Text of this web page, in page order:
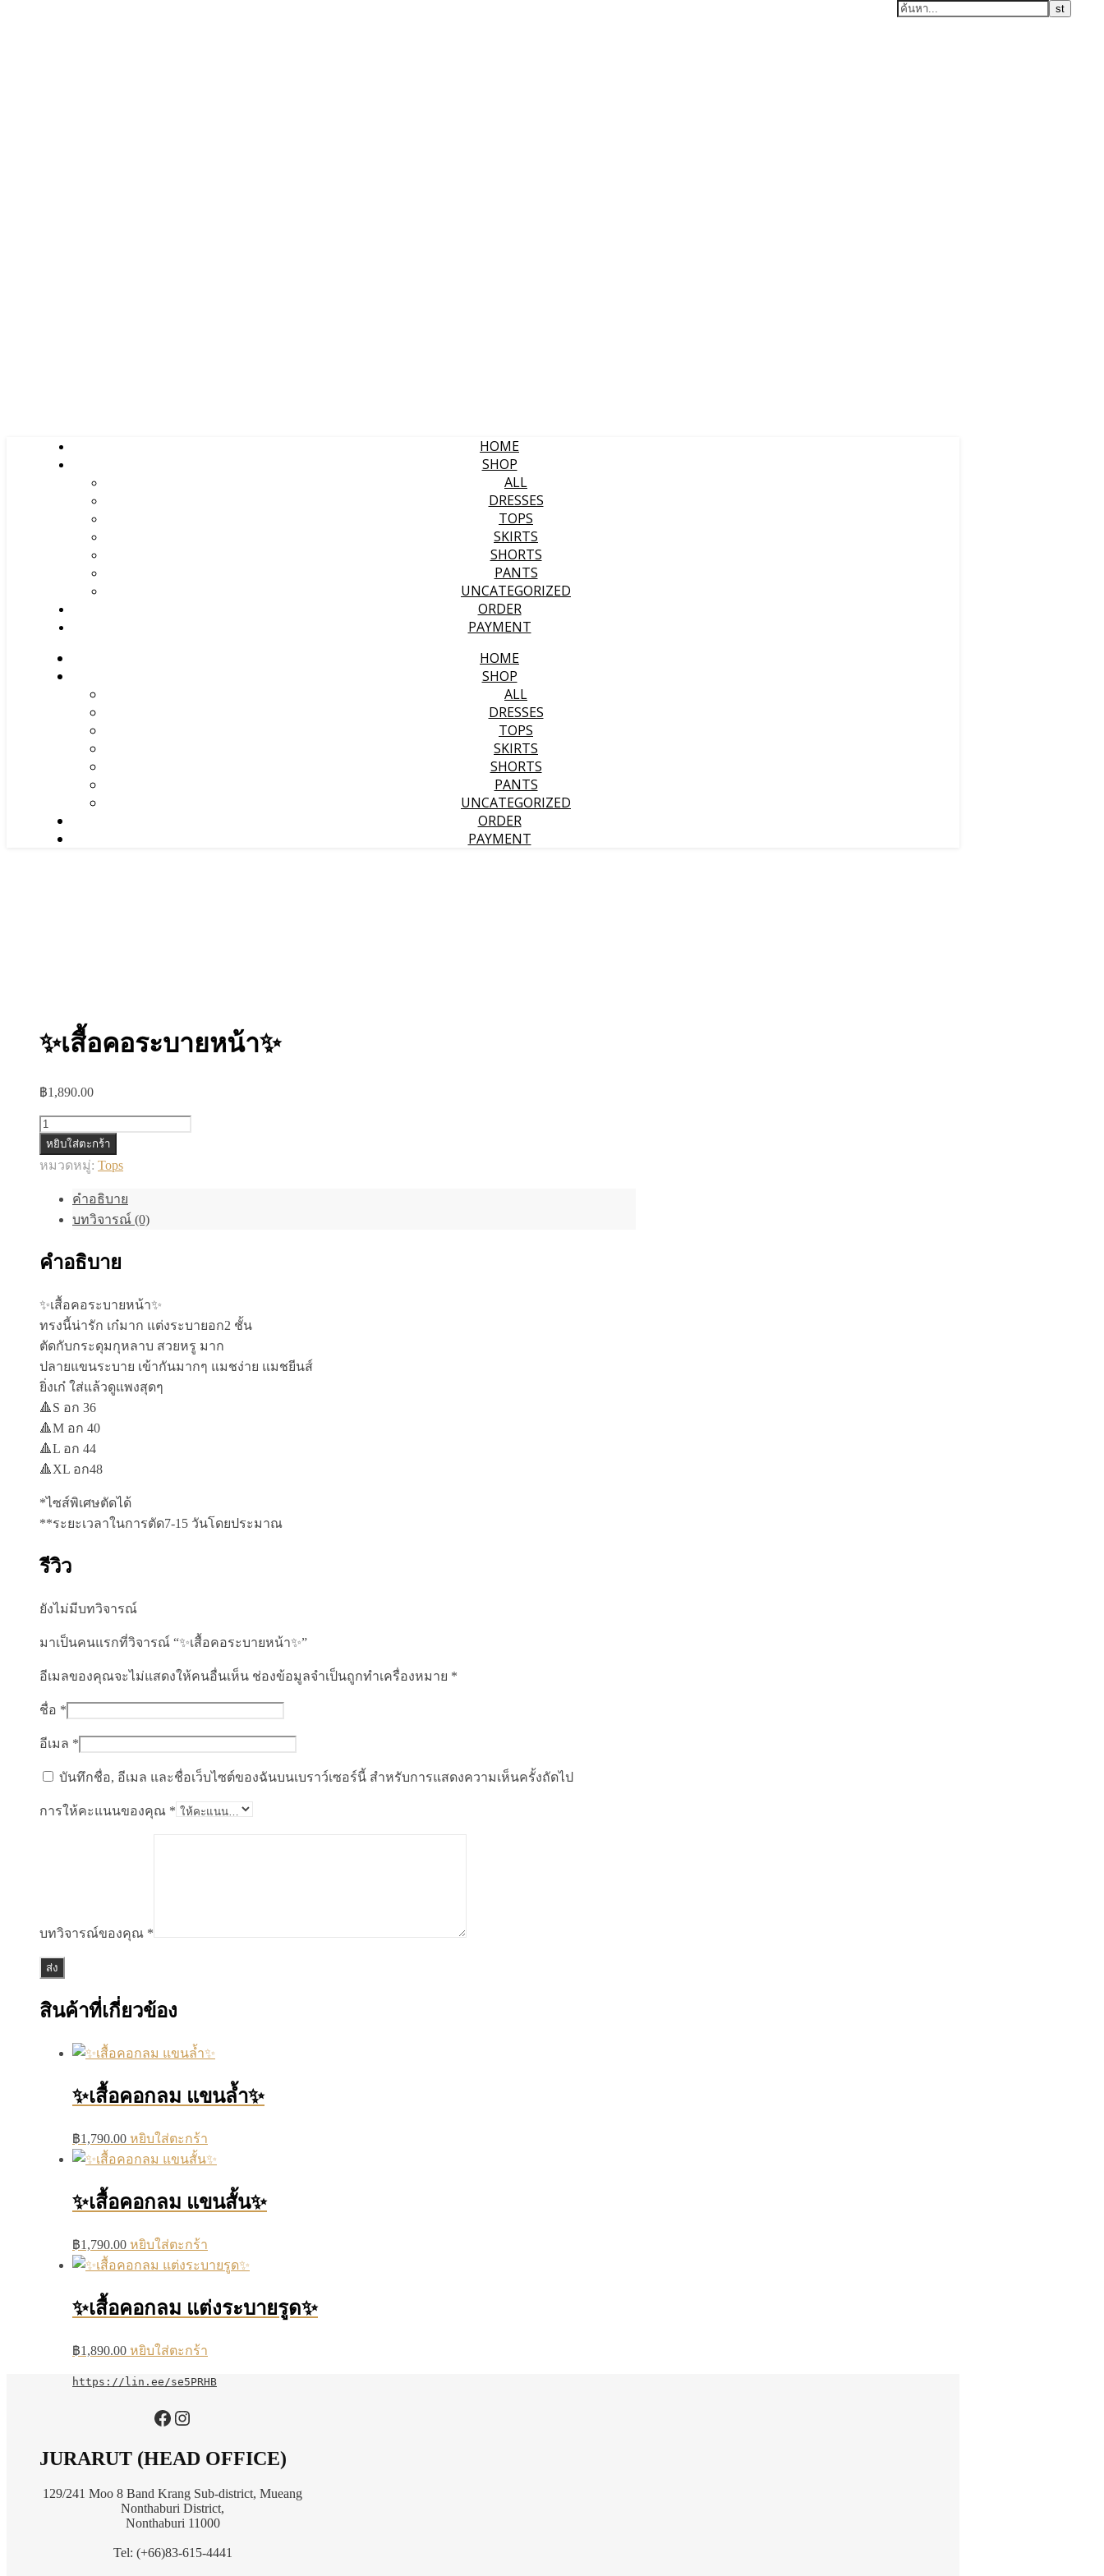
HOME
SHOP
ALL
DRESSES
TOPS
SKIRTS
SHORTS
PANTS
UNCATEGORIZED
ORDER
PAYMENT
HOME
SHOP
ALL
DRESSES
TOPS
SKIRTS
SHORTS
PANTS
UNCATEGORIZED
ORDER
PAYMENT
✨เสื้อคอระบายหน้า✨
฿1,890.00
จำนวน
✨เสื้อ
คอ
หน้า✨
หยิบใส่ตะกร้า
หมวดหมู่: Tops
คำอธิบาย
บทวิจารณ์ (0)
คำอธิบาย
✨เสื้อคอระบายหน้า✨
ทรงนี้น่ารัก เก๋มาก แต่งระบายอก2 ชั้น
ตัดกับกระดุมกุหลาบ สวยหรู มาก
ปลายแขนระบาย เข้ากันมากๆ แมชง่าย แมชยีนส์
ยิ่งเก๋ ใส่แล้วดูแพงสุดๆ
🔺S อก 36
🔺M อก 40
🔺L อก 44
🔺XL อก48
*ไซส์พิเศษตัดได้
**ระยะเวลาในการตัด7-15 วันโดยประมาณ
รีวิว
ยังไม่มีบทวิจารณ์
มาเป็นคนแรกที่วิจารณ์ “✨เสื้อคอระบายหน้า✨”
อีเมลของคุณจะไม่แสดงให้คนอื่นเห็น ช่องข้อมูลจำเป็นถูกทำเครื่องหมาย *
ชื่อ *
อีเมล *
บันทึกชื่อ, อีเมล และชื่อเว็บไซต์ของฉันบนเบราว์เซอร์นี้ สำหรับการแสดงความเห็นครั้งถัดไป
การให้คะแนนของคุณ *
บทวิจารณ์ของคุณ *
สินค้าที่เกี่ยวข้อง
✨เสื้อคอกลม แขนล้ำ✨
฿1,790.00 หยิบใส่ตะกร้า
✨เสื้อคอกลม แขนสั้น✨
฿1,790.00 หยิบใส่ตะกร้า
✨เสื้อคอกลม แต่งระบายรูด✨
฿1,890.00 หยิบใส่ตะกร้า
https://lin.ee/se5PRHB
https://www.facebook.com/jurarutofficial?mibextid=LQQJ4d
Instagram
JURARUT (HEAD OFFICE)
129/241 Moo 8 Band Krang Sub-district, Mueang
Nonthaburi District,
Nonthaburi 11000
Tel: (+66)83-615-4441